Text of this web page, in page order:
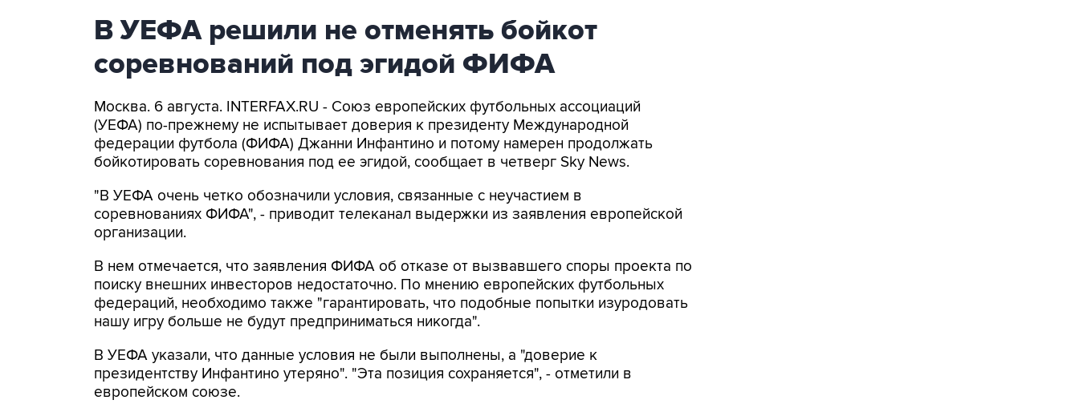
В УЕФА решили не отменять бойкот
соревнований под эгидой ФИФА
Москва. 6 августа. INTERFAX.RU - Союз европейских футбольных ассоциаций
(УЕФА) по-прежнему не испытывает доверия к президенту Международной
федерации футбола (ФИФА) Джанни Инфантино и потому намерен продолжать
бойкотировать соревнования под ее эгидой, сообщает в четверг Sky News.
"В УЕФА очень четко обозначили условия, связанные с неучастием в
соревнованиях ФИФА", - приводит телеканал выдержки из заявления европейской
организации.
В нем отмечается, что заявления ФИФА об отказе от вызвавшего споры проекта по
поиску внешних инвесторов недостаточно. По мнению европейских футбольных
федераций, необходимо также "гарантировать, что подобные попытки изуродовать
нашу игру больше не будут предприниматься никогда".
В УЕФА указали, что данные условия не были выполнены, а "доверие к
президентству Инфантино утеряно". "Эта позиция сохраняется", - отметили в
европейском союзе.